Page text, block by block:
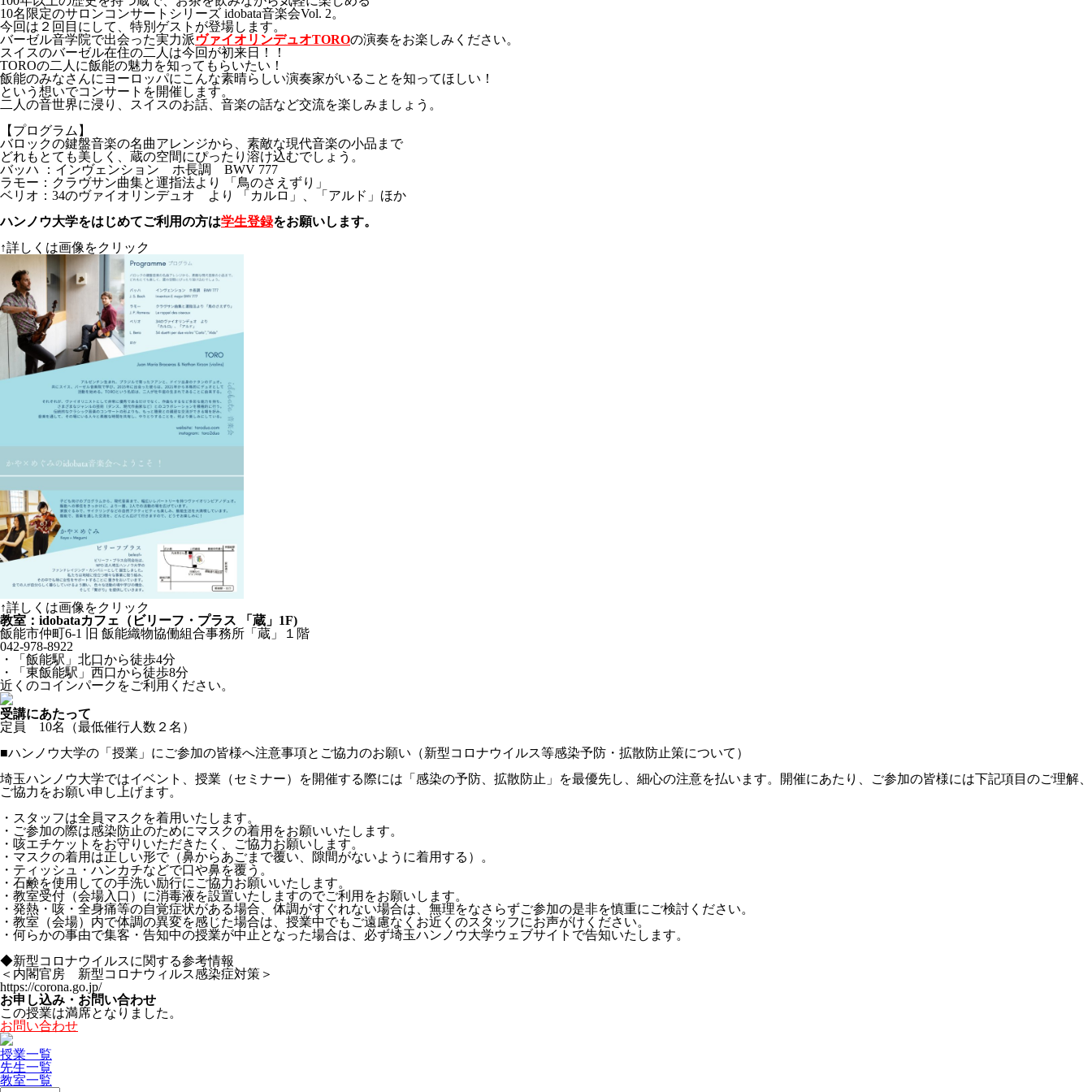
10名限定のサロンコンサートシリーズ idobata音楽会Vol. 2。
今回は２回目にして、特別ゲストが登場します。
バーゼル音学院で出会った実力派ヴァイオリンデュオTOROの演奏をお楽しみください。
スイスのバーゼル在住の二人は今回が初来日！！
TOROの二人に飯能の魅力を知ってもらいたい！
飯能のみなさんにヨーロッパにこんな素晴らしい演奏家がいることを知ってほしい！
という想いでコンサートを開催します。
二人の音世界に浸り、スイスのお話、音楽の話など交流を楽しみましょう。
【プログラム】
バロックの鍵盤音楽の名曲アレンジから、素敵な現代音楽の小品まで
どれもとても美しく、蔵の空間にぴったり溶け込むでしょう。
バッハ ：インヴェンション ホ長調 BWV 777
ラモー：クラヴサン曲集と運指法より 「鳥のさえずり」
ベリオ：34のヴァイオリンデュオ より 「カルロ」、「アルド」ほか
ハンノウ大学をはじめてご利用の方は学生登録をお願いします。
↑詳しくは画像をクリック
↑詳しくは画像をクリック
教室：idobataカフェ（ビリーフ・プラス 「蔵」1F)
飯能市仲町6-1 旧 飯能織物協働組合事務所「蔵」１階
042-978-8922
・「飯能駅」北口から徒歩4分
・「東飯能駅」西口から徒歩8分
近くのコインパークをご利用ください。
受講にあたって
定員 10名（最低催行人数２名）
■ハンノウ大学の「授業」にご参加の皆様へ注意事項とご協力のお願い（新型コロナウイルス等感染予防・拡散防止策について）
埼玉ハンノウ大学ではイベント、授業（セミナー）を開催する際には「感染の予防、拡散防止」を最優先し、細心の注意を払います。開催にあたり、ご参加の皆様には下記項目のご理解、
ご協力をお願い申し上げます。
・スタッフは全員マスクを着用いたします。
・ご参加の際は感染防止のためにマスクの着用をお願いいたします。
・咳エチケットをお守りいただきたく、ご協力お願いします。
・マスクの着用は正しい形で（鼻からあごまで覆い、隙間がないように着用する）。
・ティッシュ・ハンカチなどで口や鼻を覆う。
・石鹸を使用しての手洗い励行にご協力お願いいたします。
・教室受付（会場入口）に消毒液を設置いたしますのでご利用をお願いします。
・発熱・咳・全身痛等の自覚症状がある場合、体調がすぐれない場合は、無理をなさらずご参加の是非を慎重にご検討ください。
・教室（会場）内で体調の異変を感じた場合は、授業中でもご遠慮なくお近くのスタッフにお声がけください。
・何らかの事由で集客・告知中の授業が中止となった場合は、必ず埼玉ハンノウ大学ウェブサイトで告知いたします。
◆新型コロナウイルスに関する参考情報
＜内閣官房 新型コロナウィルス感染症対策＞
https://corona.go.jp/
お申し込み・お問い合わせ
この授業は満席となりました。
お問い合わせ
授業一覧
先生一覧
教室一覧